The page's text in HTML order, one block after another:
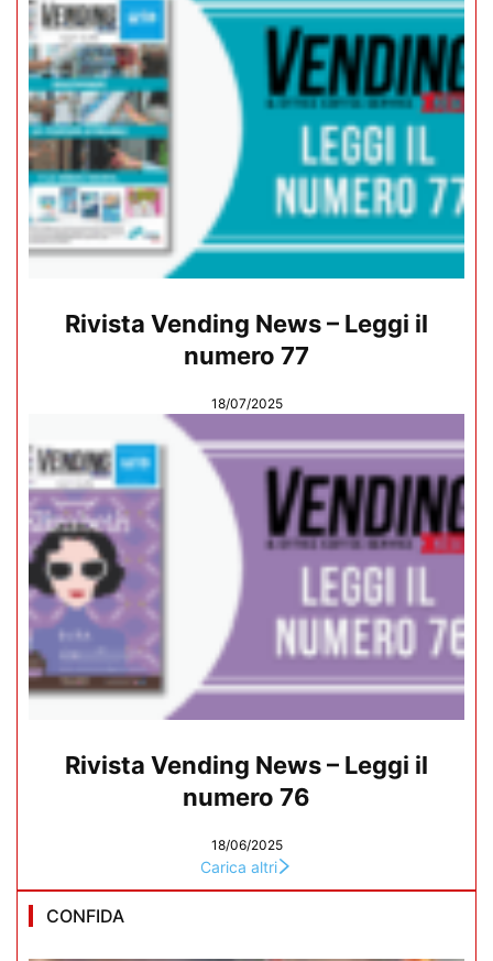
Rivista Vending News – Leggi il
numero 77
18/07/2025
Rivista Vending News – Leggi il
numero 76
18/06/2025
Carica altri
CONFIDA